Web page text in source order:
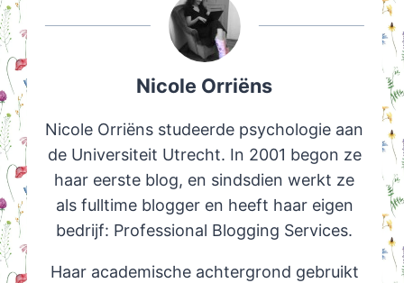
Nicole Orriëns
Nicole Orriëns studeerde psychologie aan
de Universiteit Utrecht. In 2001 begon ze
haar eerste blog, en sindsdien werkt ze
als fulltime blogger en heeft haar eigen
bedrijf: Professional Blogging Services.
Haar academische achtergrond gebruikt